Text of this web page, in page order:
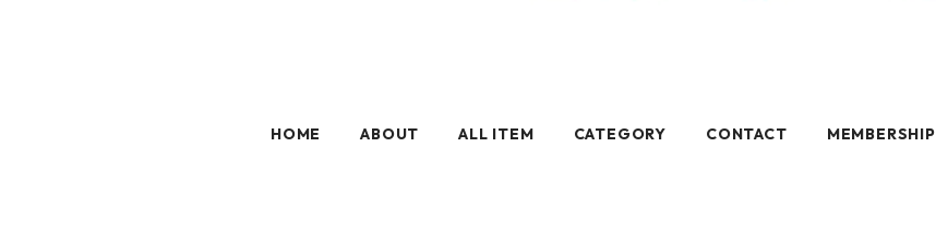
HOME ABOUT ALL ITEM CATEGORY CONTACT MEMBERSHIP